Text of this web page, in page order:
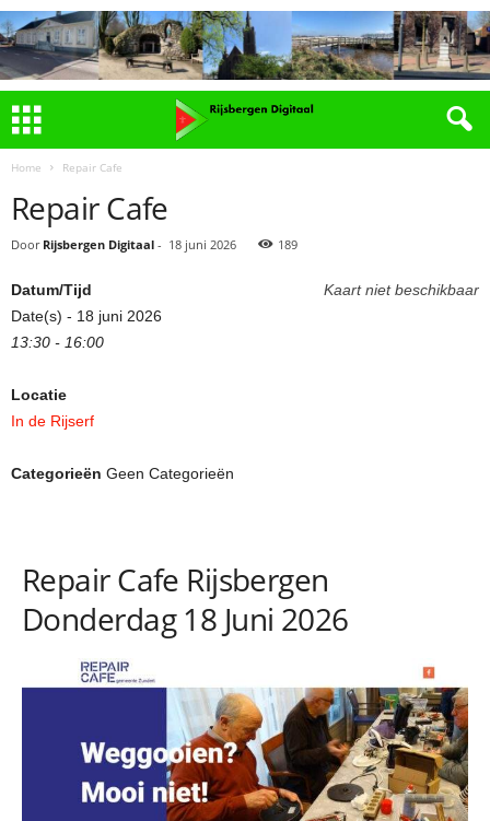
Home Repair Cafe
Repair Cafe
Door Rijsbergen Digitaal - 18 juni 2026 189
Kaart niet beschikbaar
Datum/Tijd
Date(s) - 18 juni 2026
13:30 - 16:00
Locatie
In de Rijserf
Categorieën Geen Categorieën
Repair Cafe Rijsbergen
Donderdag 18 Juni 2026